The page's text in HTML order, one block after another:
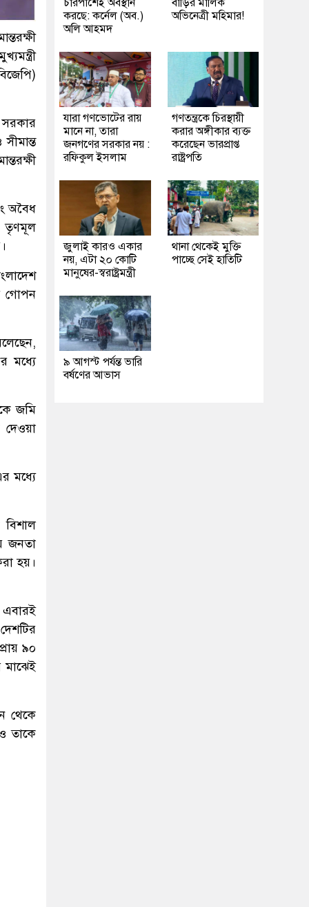
সরকার
অবৈধ
তৃণমূল
গোপন
মধ্যে
জমি
দেওয়া
মধ্যে
বিশাল
জনতা
হয়।
এবারই
৯০
মাঝেই
থেকে
তাকে
চারপাশেই অবস্থান
করছে: কর্নেল (অব.)
অলি আহমদ
বাড়ির মালিক
অভিনেত্রী মহিমার!
যারা গণভোটের রায়
মানে না, তারা
জনগণের সরকার নয় :
রফিকুল ইসলাম
গণতন্ত্রকে চিরস্থায়ী
করার অঙ্গীকার ব্যক্ত
করেছেন ভারপ্রাপ্ত
রাষ্ট্রপতি
জুলাই কারও একার
নয়, এটা ২০ কোটি
মানুষের-স্বরাষ্ট্রমন্ত্রী
থানা থেকেই মুক্তি
পাচ্ছে সেই হাতিটি
৯ আগস্ট পর্যন্ত ভারি
বর্ষণের আভাস